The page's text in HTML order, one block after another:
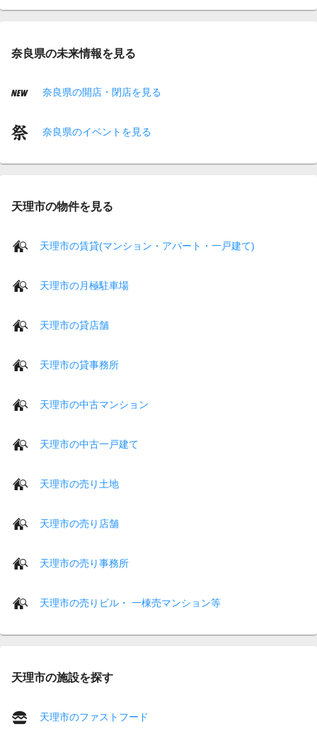
奈良県の未来情報を見る
奈良県の開店・閉店を見る
奈良県のイベントを見る
天理市の物件を見る
天理市の賃貸(マンション・アパート・一戸建て)
天理市の月極駐車場
天理市の貸店舗
天理市の貸事務所
天理市の中古マンション
天理市の中古一戸建て
天理市の売り土地
天理市の売り店舗
天理市の売り事務所
天理市の売りビル・ 一棟売マンション等
天理市の施設を探す
天理市のファストフード